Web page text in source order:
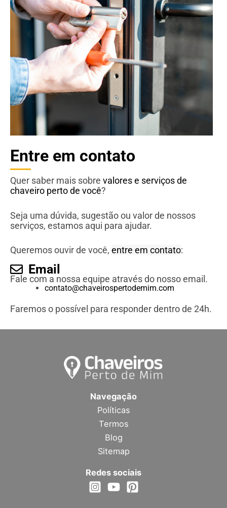
Entre em contato
Quer saber mais sobre valores e serviços de
chaveiro perto de você?
Seja uma dúvida, sugestão ou valor de nossos
serviços, estamos aqui para ajudar.
Queremos ouvir de você, entre em contato:
Email
Fale com a nossa equipe através do nosso email.
contato@chaveirospertodemim.com
Faremos o possível para responder dentro de 24h.
Navegação
Políticas
Termos
Blog
Sitemap
Redes sociais